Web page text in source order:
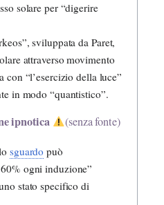
solare per “digerire
sviluppata da Paret,
attraverso movimento
con “l’esercizio della luce”
in modo “quantistico”.
ipnotica (senza fonte)
sguardo può
ogni induzione”
stato specifico di